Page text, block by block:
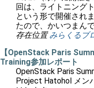
回は、ライトニング
という形で開催され
たので、かいつまん
存在位置 みらくるブ
【OpenStack Paris
Training参加レポート
OpenStack Paris
Project Hatohol メン